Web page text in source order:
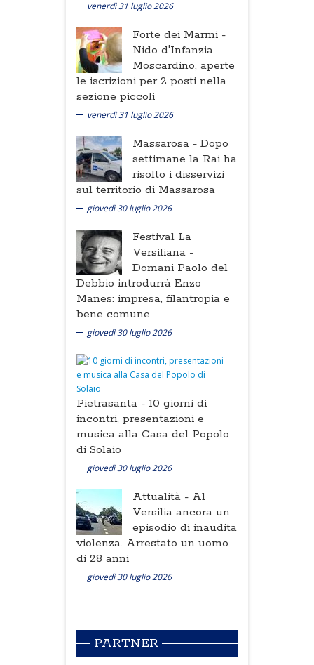
venerdì 31 luglio 2026
Forte dei Marmi -
Nido d'Infanzia
Moscardino, aperte
le iscrizioni per 2 posti nella
sezione piccoli
venerdì 31 luglio 2026
Massarosa - Dopo
settimane la Rai ha
risolto i disservizi
sul territorio di Massarosa
giovedì 30 luglio 2026
Festival La
Versiliana -
Domani Paolo del
Debbio introdurrà Enzo
Manes: impresa, filantropia e
bene comune
giovedì 30 luglio 2026
Pietrasanta - 10 giorni di
incontri, presentazioni e
musica alla Casa del Popolo
di Solaio
giovedì 30 luglio 2026
Attualità - Al
Versilia ancora un
episodio di inaudita
violenza. Arrestato un uomo
di 28 anni
giovedì 30 luglio 2026
PARTNER